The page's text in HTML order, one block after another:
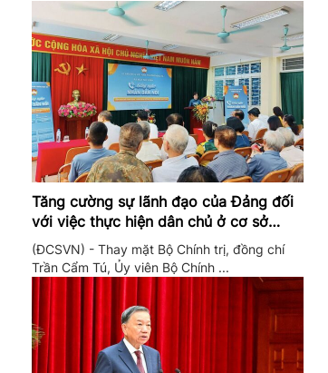
Tăng cường sự lãnh đạo của Đảng đối
với việc thực hiện dân chủ ở cơ sở
trong giai đoạn mới
(ĐCSVN) - Thay mặt Bộ Chính trị, đồng chí
Trần Cẩm Tú, Ủy viên Bộ Chính ...